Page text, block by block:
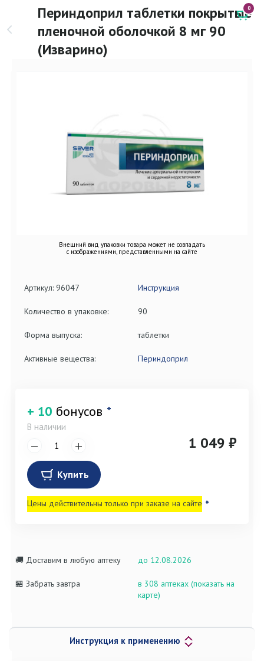
Периндоприл таблетки покрытые
пленочной оболочкой 8 мг 90
(Изварино)
0
Внешний вид упаковки товара может не совпадать
с изображениями, представленными на сайте
Артикул: 96047 Инструкция
Количество в упаковке: 90
Форма выпуска: таблетки
Активные вещества: Периндоприл
+ 10 бонусов *
В наличии
1 049 ₽
Купить
Цены действительны только при заказе на сайте *
🚚 Доставим в любую аптеку до 12.08.2026
🏪 Забрать завтра
в 308 аптеках (показать на
карте)
Инструкция к применению